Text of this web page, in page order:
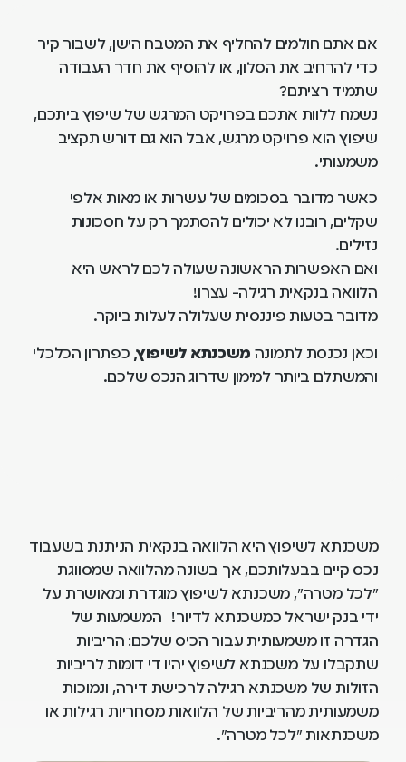
אם אתם חולמים להחליף את המטבח הישן, לשבור קיר
כדי להרחיב את הסלון, או להוסיף את חדר העבודה
שתמיד רציתם?
נשמח ללוות אתכם בפרויקט המרגש של שיפוץ ביתכם,
שיפוץ הוא פרויקט מרגש, אבל הוא גם דורש תקציב
משמעותי.
כאשר מדובר בסכומים של עשרות או מאות אלפי
שקלים, רובנו לא יכולים להסתמך רק על חסכונות
נזילים.
ואם האפשרות הראשונה שעולה לכם לראש היא
הלוואה בנקאית רגילה- עצרו!
מדובר בטעות פיננסית שעלולה לעלות ביוקר.
וכאן נכנסת לתמונה משכנתא לשיפוץ, כפתרון הכלכלי
והמשתלם ביותר למימון שדרוג הנכס שלכם.
משכנתא לשיפוץ היא הלוואה בנקאית הניתנת בשעבוד
נכס קיים בבעלותכם, אך בשונה מהלוואה שמסווגת
"לכל מטרה", משכנתא לשיפוץ מוגדרת ומאושרת על
ידי בנק ישראל כמשכנתא לדיור! המשמעות של
הגדרה זו משמעותית עבור הכיס שלכם: הריביות
שתקבלו על משכנתא לשיפוץ יהיו די דומות לריביות
הזולות של משכנתא רגילה לרכישת דירה, ונמוכות
משמעותית מהריביות של הלוואות מסחריות רגילות או
משכנתאות "לכל מטרה".